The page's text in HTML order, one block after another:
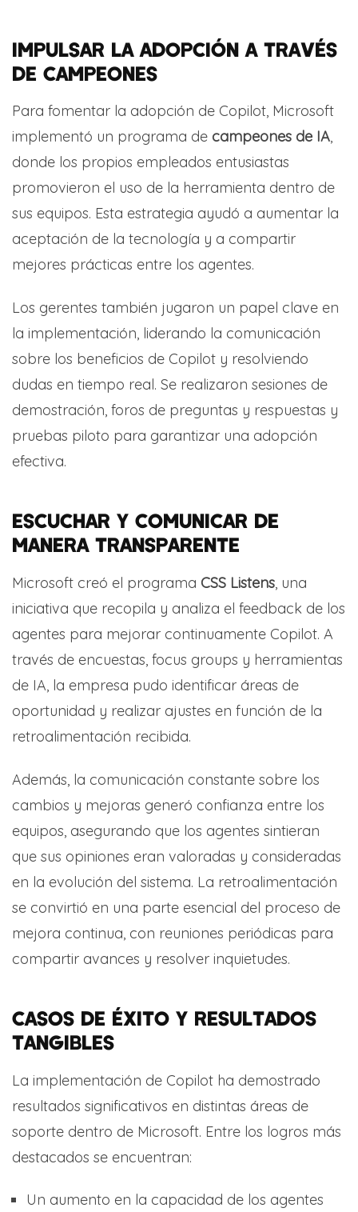
IMPULSAR LA ADOPCIÓN A TRAVÉS
DE CAMPEONES
Para fomentar la adopción de Copilot, Microsoft
implementó un programa de campeones de IA,
donde los propios empleados entusiastas
promovieron el uso de la herramienta dentro de
sus equipos. Esta estrategia ayudó a aumentar la
aceptación de la tecnología y a compartir
mejores prácticas entre los agentes.
Los gerentes también jugaron un papel clave en
la implementación, liderando la comunicación
sobre los beneficios de Copilot y resolviendo
dudas en tiempo real. Se realizaron sesiones de
demostración, foros de preguntas y respuestas y
pruebas piloto para garantizar una adopción
efectiva.
ESCUCHAR Y COMUNICAR DE
MANERA TRANSPARENTE
Microsoft creó el programa CSS Listens, una
iniciativa que recopila y analiza el feedback de los
agentes para mejorar continuamente Copilot. A
través de encuestas, focus groups y herramientas
de IA, la empresa pudo identificar áreas de
oportunidad y realizar ajustes en función de la
retroalimentación recibida.
Además, la comunicación constante sobre los
cambios y mejoras generó confianza entre los
equipos, asegurando que los agentes sintieran
que sus opiniones eran valoradas y consideradas
en la evolución del sistema. La retroalimentación
se convirtió en una parte esencial del proceso de
mejora continua, con reuniones periódicas para
compartir avances y resolver inquietudes.
CASOS DE ÉXITO Y RESULTADOS
TANGIBLES
La implementación de Copilot ha demostrado
resultados significativos en distintas áreas de
soporte dentro de Microsoft. Entre los logros más
destacados se encuentran:
Un aumento en la capacidad de los agentes